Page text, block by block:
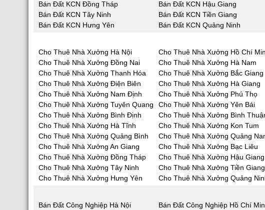
Bán Đất KCN Đồng Tháp
Bán Đất KCN Hậu Giang
Bán Đất KCN Tây Ninh
Bán Đất KCN Tiền Giang
Bán Đất KCN Hưng Yên
Bán Đất KCN Quảng Ninh
Cho Thuê Nhà Xưởng Hà Nội Cho Thuê Nhà Xưởng Hồ Chí
Cho Thuê Nhà Xưởng Đồng Nai
Cho Thuê Nhà Xưởng Hà Nam
Cho Thuê Nhà Xưởng Thanh Hóa
Cho Thuê Nhà Xưởng Bắc Giang
Cho Thuê Nhà Xưởng Điện Biên
Cho Thuê Nhà Xưởng Hà Giang
Cho Thuê Nhà Xưởng Nam Định
Cho Thuê Nhà Xưởng Phú Thọ
Cho Thuê Nhà Xưởng Tuyên Quang
Cho Thuê Nhà Xưởng Yên Bái
Cho Thuê Nhà Xưởng Bình Định
Cho Thuê Nhà Xưởng Bình
Cho Thuê Nhà Xưởng Hà Tĩnh
Cho Thuê Nhà Xưởng Kon Tum
Cho Thuê Nhà Xưởng Quảng Bình
Cho Thuê Nhà Xưởng Quảng
Cho Thuê Nhà Xưởng An Giang
Cho Thuê Nhà Xưởng Bạc Liêu
Cho Thuê Nhà Xưởng Đồng Tháp
Cho Thuê Nhà Xưởng Hậu Giang
Cho Thuê Nhà Xưởng Tây Ninh
Cho Thuê Nhà Xưởng Tiền Giang
Cho Thuê Nhà Xưởng Hưng Yên
Cho Thuê Nhà Xưởng Quảng
Bán Đất Công Nghiệp Hà Nội Bán Đất Công Nghiệp Hồ Chí